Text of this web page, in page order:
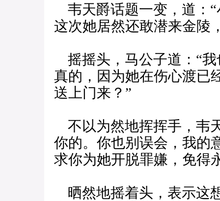
韦天爵话题一变，道：
这次她居然还敢潜来金陵
摇摇头，马公子道：“
真的，因为她在伤心渡已
送上门来？”
不以为然地挥挥手，韦
你的。你也别误会，我的
求你为她开脱罪嫌，免得
晒然地摇着头，表示这